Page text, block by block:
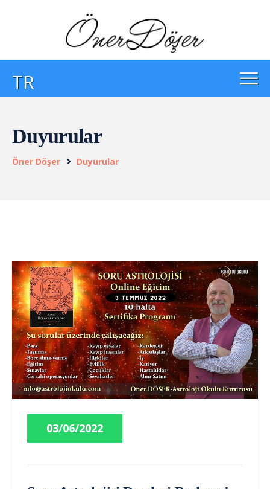
TR
Duyurular
Öner Döşer Duyurular
03/06/2022